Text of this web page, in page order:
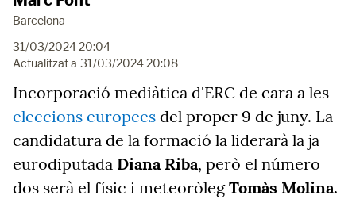
Barcelona
31/03/2024 20:04
Actualitzat a 31/03/2024 20:08
Incorporació mediàtica d'ERC de cara a les
eleccions europees del proper 9 de juny. La
candidatura de la formació la liderarà la ja
eurodiputada Diana Riba, però el número
dos serà el físic i meteoròlegTomàs Molina.